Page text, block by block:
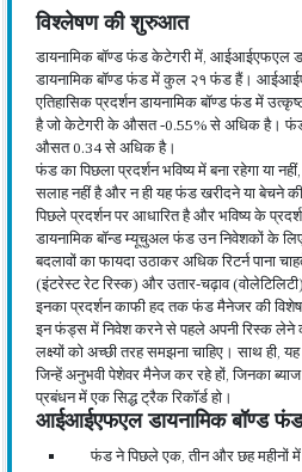
विश्लेषण की शुरुआत
डायनामिक बॉण्ड फंड केटेगरी में, आईआईएफएल
डायनामिक बॉण्ड फंड में कुल २१ फंड हैं।
एतिहासिक प्रदर्शन डायनामिक बॉण्ड फंड में
है जो केटेगरी के औसत -0.55% से अधिक है। फंड
औसत 0.34 से अधिक है।
फंड का पिछला प्रदर्शन भविष्य में बना रहेगा या
सलाह नहीं है और न ही यह फंड खरीदने या बेचने
पिछले प्रदर्शन पर आधारित है और भविष्य के
डायनामिक बॉन्ड म्यूचुअल फंड उन निवेशकों के लिए
बदलावों का फायदा उठाकर अधिक रिटर्न पाना
(इंटरेस्ट रेट रिस्क) और उतार-चढ़ाव
इनका प्रदर्शन काफी हद तक फंड मैनेजर की
इन फंड्स में निवेश करने से पहले अपनी रिस्क लेने
लक्ष्यों को अच्छी तरह समझना चाहिए। साथ ही,
जिन्हें अनुभवी पेशेवर मैनेज कर रहे हों, जिनका
प्रबंधन में एक सिद्ध ट्रैक रिकॉर्ड हो।
आईआईएफएल डायनामिक बॉण्ड फंड
फंड ने पिछले एक, तीन और छह महीनों